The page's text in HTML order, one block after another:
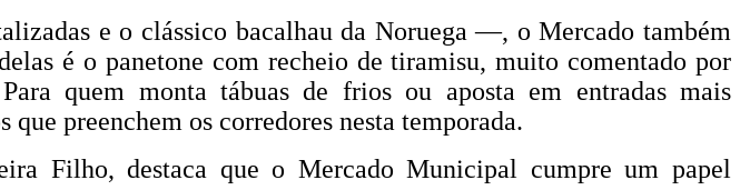
e o clássico bacalhau da Noruega —, o Mercado também
é o panetone com recheio de tiramisu, muito comentado por
quem monta tábuas de frios ou aposta em entradas mais
preenchem os corredores nesta temporada.
Filho, destaca que o Mercado Municipal cumpre um papel